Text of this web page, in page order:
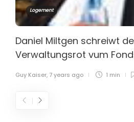
Logement
Daniel Miltgen schreiwt
Verwaltungsrot vum
Guy Kaiser, 7 years ago 1 min